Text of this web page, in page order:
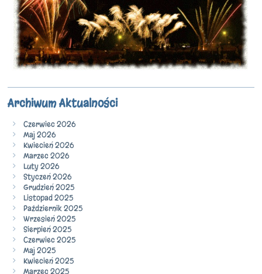
Archiwum Aktualności
Czerwiec 2026
Maj 2026
Kwiecień 2026
Marzec 2026
Luty 2026
Styczeń 2026
Grudzień 2025
Listopad 2025
Październik 2025
Wrzesień 2025
Sierpień 2025
Czerwiec 2025
Maj 2025
Kwiecień 2025
Marzec 2025